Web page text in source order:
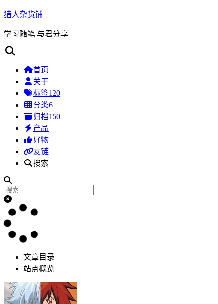
猎人杂货铺
学习随笔 与君分享
首页
关于
标签120
分类6
归档150
产品
好物
友链
搜索
文章目录
站点概览